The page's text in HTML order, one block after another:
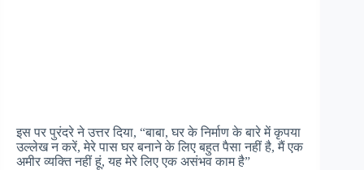
इस पर पुरंदरे ने उत्तर दिया, “बाबा, घर के निर्माण के बारे में कृपया
उल्लेख न करें, मेरे पास घर बनाने के लिए बहुत पैसा नहीं है, मैं एक
अमीर व्यक्ति नहीं हूं, यह मेरे लिए एक असंभव काम है”